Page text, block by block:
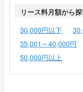
リース料月額から
30,000円以下
35,001～40,000円
50,000円以上